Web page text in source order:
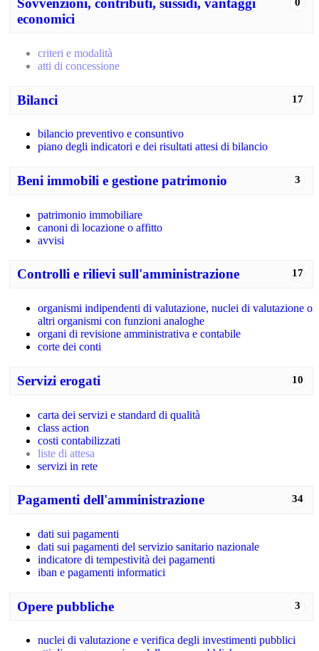
Sovvenzioni, contributi, sussidi, vantaggi
economici
criteri e modalità
atti di concessione
17
Bilanci
bilancio preventivo e consuntivo
piano degli indicatori e dei risultati attesi di bilancio
3
Beni immobili e gestione patrimonio
patrimonio immobiliare
canoni di locazione o affitto
avvisi
17
Controlli e rilievi sull'amministrazione
organismi indipendenti di valutazione, nuclei di valutazione o
altri organismi con funzioni analoghe
organi di revisione amministrativa e contabile
corte dei conti
10
Servizi erogati
carta dei servizi e standard di qualità
class action
costi contabilizzati
liste di attesa
servizi in rete
34
Pagamenti dell'amministrazione
dati sui pagamenti
dati sui pagamenti del servizio sanitario nazionale
indicatore di tempestività dei pagamenti
iban e pagamenti informatici
3
Opere pubbliche
nuclei di valutazione e verifica degli investimenti pubblici